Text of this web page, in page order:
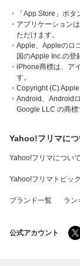
・「App Store」ボタ
・アプリケーション
ただけます。
・Apple、Appleのロ
国のApple Inc.の登
・iPhone商標は、ア
す。
・Copyright (C)
・Android、Android
Google LLC の商標
Yahoo!フリマにつ
Yahoo!フリマについて
Yahoo!フリマトピッ
ブランド一覧 ラン
公式アカウント